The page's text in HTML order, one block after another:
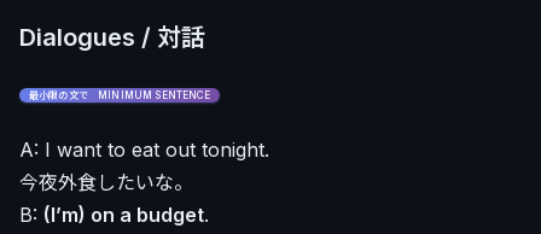
Dialogues / 対話
最小限の文で MINIMUM SENTENCE
A: I want to eat out tonight.
今夜外食したいな。
B: (I’m) on a budget.